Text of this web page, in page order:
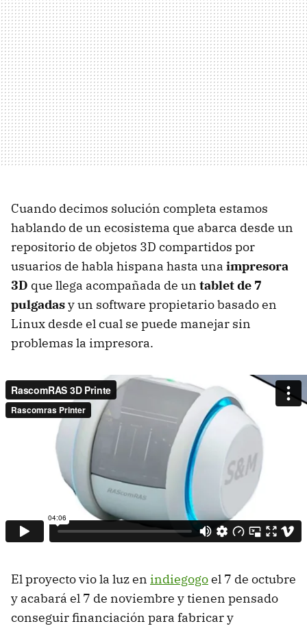
Cuando decimos solución completa estamos
hablando de un ecosistema que abarca desde un
repositorio de objetos 3D compartidos por
usuarios de habla hispana hasta una impresora
3D que llega acompañada de un tablet de 7
pulgadasy un software propietario basado en
Linux desde el cual se puede manejar sin
problemas la impresora.
El proyecto vio la luz en indiegogoel 7 de octubre
y acabará el 7 de noviembre y tienen pensado
conseguir financiación para fabricar y